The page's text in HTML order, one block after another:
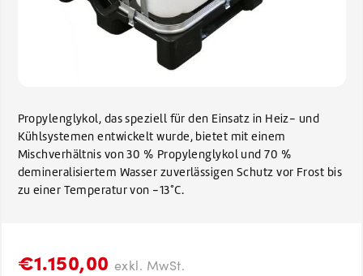
Propylenglykol, das speziell für den Einsatz in Heiz- und
Kühlsystemen entwickelt wurde, bietet mit einem
Mischverhältnis von 30 % Propylenglykol und 70 %
demineralisiertem Wasser zuverlässigen Schutz vor Frost bis
zu einer Temperatur von -13°C.
€1.150,00 exkl. MwSt.